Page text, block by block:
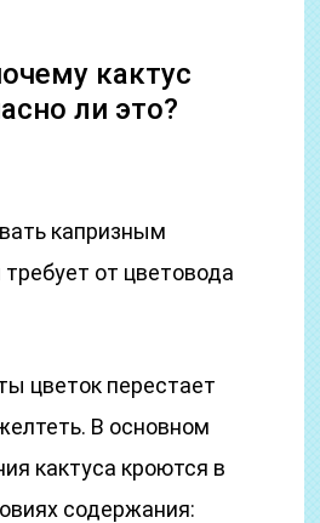
кактус
ли это?
капризным
от цветовода
цветок перестает
В основном
кактуса кроются в
содержания: